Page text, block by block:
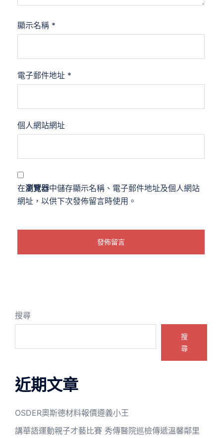
顯示名稱 *
電子郵件地址 *
個人網站網址
在瀏覽器中儲存顯示名稱、電子郵件地址及個人網站
網址，以供下次發佈留言時使用。
搜尋
搜
尋
近期文章
OSDER奧斯德材料報價遵義小王
講華語運動親子才藝比賽 秀傳醫院巡檢傳遞溫馨鄰里